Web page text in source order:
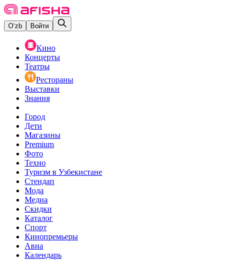
O‘zb Войти
Кино
Концерты
Театры
Рестораны
Выставки
Знания
Город
Дети
Магазины
Premium
Фото
Техно
Туризм в Узбекистане
Стендап
Мода
Медиа
Скидки
Каталог
Спорт
Кинопремьеры
Авиа
Календарь